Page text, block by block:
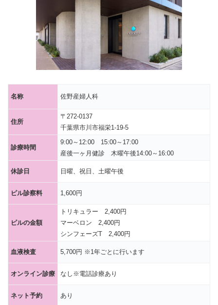
名称 佐野産婦人科
住所
〒272-0137
千葉県市川市福栄1-19-5
診療時間
9:00～12:00 15:00～17:00
産後一ヶ月健診 木曜午後14:00～16:00
休診日 日曜、祝日、土曜午後
ピル診察料 1,600円
ピルの金額
トリキュラー 2,400円
マーベロン 2,400円
シンフェーズT 2,400円
血液検査 5,700円 ※1年ごとに行います
オンライン診療 なし※電話診療あり
ネット予約 あり